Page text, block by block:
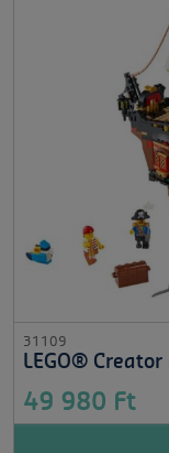
31109
LEGO®
49 980 Ft